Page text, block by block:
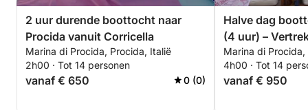
2 uur durende boottocht naar
Procida vanuit Corricella
Marina di Procida, Procida, Italië
2h00 · Tot 14 personen
vanaf € 650 0 (0)
Halve dag
(4 uur) –
Corricella/
Acquamorta –
Marina di
4h00 · Tot 14
vanaf € 950